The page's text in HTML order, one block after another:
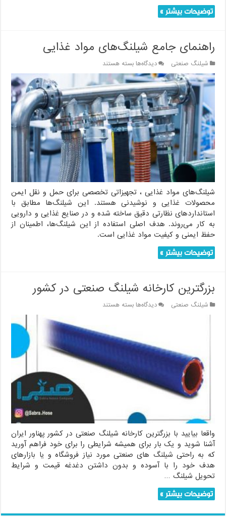
توضیحات بیشتر »
راهنمای جامع شیلنگ‌های مواد غذایی
شیلنگ صنعتی دیدگاه‌هابرای
راهنمای
جامع
شیلنگ‌های
مواد
غذایی
بسته هستند
شیلنگ‌های مواد غذایی ، تجهیزاتی تخصصی برای حمل و نقل ایمن
محصولات غذایی و نوشیدنی هستند. این شیلنگ‌ها مطابق با
استانداردهای نظارتی دقیق ساخته شده و در صنایع غذایی و دارویی
به کار می‌روند. هدف اصلی استفاده از این شیلنگ‌ها، اطمینان از
حفظ ایمنی و کیفیت مواد غذایی است.
توضیحات بیشتر »
بزرگترین کارخانه شیلنگ صنعتی در کشور
شیلنگ صنعتی دیدگاه‌هابرای
صنعتی
در
بسته هستند
واقعا بیایید با بزرگترین کارخانه شیلنگ صنعتی در کشور پهناور ایران
آشنا شوید و یک بار برای همیشه شرایطی را برای خود فراهم آورید
که به راحتی شیلنگ های صنعتی مورد نیاز فروشگاه و یا بازارهای
هدف خود را با آسوده و بدون داشتن دغدغه قیمت و شرایط
تحویل شیلنگ …
توضیحات بیشتر »